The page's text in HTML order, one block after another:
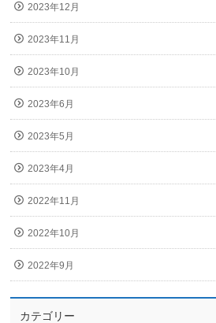
2023年12月
2023年11月
2023年10月
2023年6月
2023年5月
2023年4月
2022年11月
2022年10月
2022年9月
カテゴリー